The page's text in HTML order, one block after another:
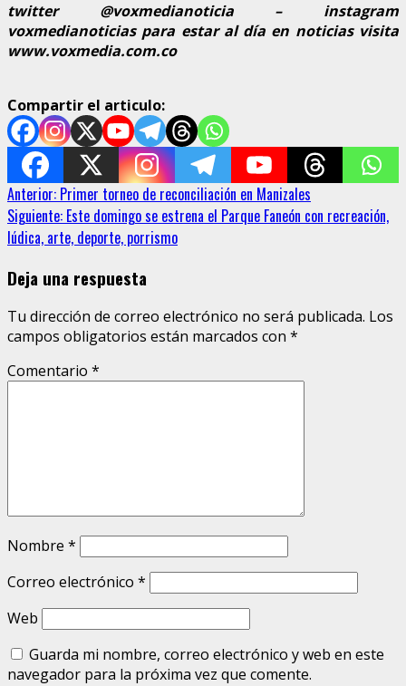
twitter @voxmedianoticia – instagram
voxmedianoticias para estar al día en noticias visita
www.voxmedia.com.co
Compartir el articulo:
Sigue
leyendo
Anterior: Primer torneo de reconciliación en Manizales
Siguiente: Este domingo se estrena el Parque Faneón con recreación,
lúdica, arte, deporte, porrismo
Deja una respuesta
Tu dirección de correo electrónico no será publicada. Los
campos obligatorios están marcados con *
Comentario *
Nombre *
Correo electrónico *
Web
Guarda mi nombre, correo electrónico y web en este
navegador para la próxima vez que comente.